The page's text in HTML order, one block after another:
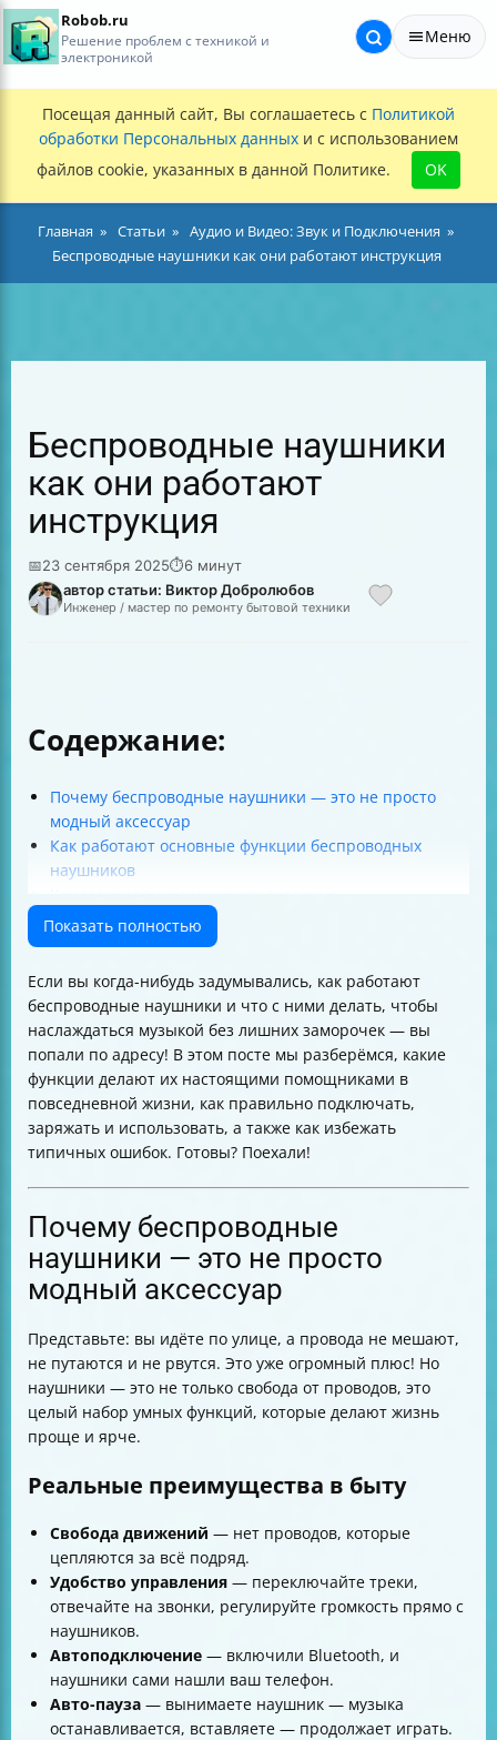
Robob.ru
Решение проблем с техникой и
электроникой
Меню
Посещая данный сайт, Вы соглашаетесь с Политикой
обработки Персональных данных и с использованием
файлов cookie, указанных в данной Политике.
OK
Главная Статьи
Аудио и Видео: Звук и Подключения
Беспроводные наушники как они работают инструкция
Беспроводные наушники
как они работают
инструкция
📅23 сентября 2025⏱6 минут
автор статьи: Виктор Добролюбов
Инженер / мастер по ремонту бытовой техники
Содержание:
Почему беспроводные наушники — это не просто
модный аксессуар
Как работают основные функции беспроводных
наушников
Авто-пауза и датчики извлечения из уха
Multipoint — два устройства в одном наушнике
Зарядка и автономность
Практические советы по уходу за аккумулятором
Базовые характеристики для проверки перед
покупкой
Особенности эксплуатации зимой
Частые ошибки и как их избежать
Пошаговая инструкция по подключению и
использованию
Как решить проблему с двумя записями Air plus в
списке Bluetooth
Безопасность и предосторожности
Что входит в комплект
Итоговая таблица технических характеристик
(пример)
Заключение
Показать полностью
Если вы когда-нибудь задумывались, как работают
беспроводные наушники и что с ними делать, чтобы
наслаждаться музыкой без лишних заморочек — вы
попали по адресу! В этом посте мы разберёмся, какие
функции делают их настоящими помощниками в
повседневной жизни, как правильно подключать,
заряжать и использовать, а также как избежать
типичных ошибок. Готовы? Поехали!
Почему беспроводные
наушники — это не просто
модный аксессуар
Представьте: вы идёте по улице, а провода не мешают,
не путаются и не рвутся. Это уже огромный плюс! Но
наушники — это не только свобода от проводов, это
целый набор умных функций, которые делают жизнь
проще и ярче.
Реальные преимущества в быту
Свобода движений — нет проводов, которые
цепляются за всё подряд.
Удобство управления — переключайте треки,
отвечайте на звонки, регулируйте громкость прямо с
наушников.
Автоподключение — включили Bluetooth, и
наушники сами нашли ваш телефон.
Авто-пауза — вынимаете наушник — музыка
останавливается, вставляете — продолжает играть.